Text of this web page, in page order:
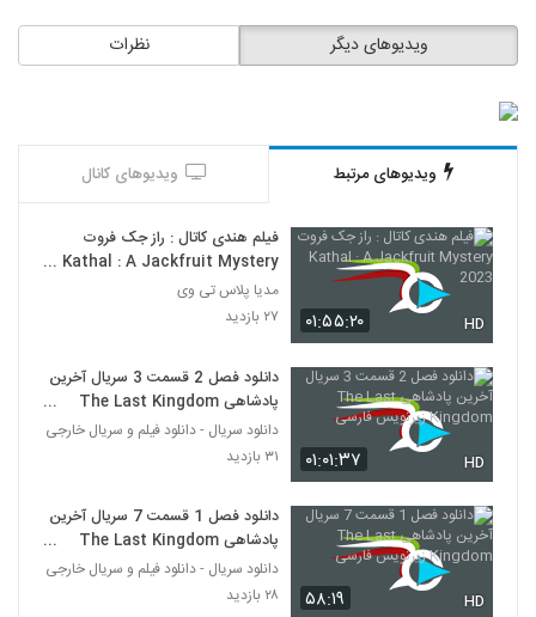
نظرات ویدیوهای دیگر
ویدیوهای مرتبط ویدیوهای کانال
۰۱:۵۵:۲۰ HD
فیلم هندی کاتال : راز جک فروت
Kathal : A Jackfruit Mystery
2023
مدیا پلاس تی وی
۲۷ بازدید
۰۱:۰۱:۳۷ HD
دانلود فصل 2 قسمت 3 سریال آخرین
پادشاهی The Last Kingdom
زیرنویس فارسی
دانلود سریال - دانلود فیلم و سریال خارجی
۳۱ بازدید
۵۸:۱۹ HD
دانلود فصل 1 قسمت 7 سریال آخرین
پادشاهی The Last Kingdom
زیرنویس فارسی
دانلود سریال - دانلود فیلم و سریال خارجی
۲۸ بازدید